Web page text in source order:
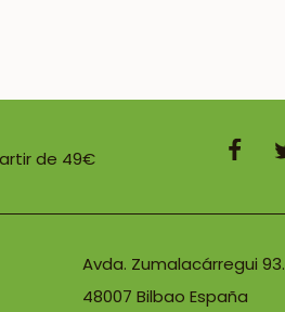
de 49€
Avda. Zumalacárregui 93.
48007 Bilbao España